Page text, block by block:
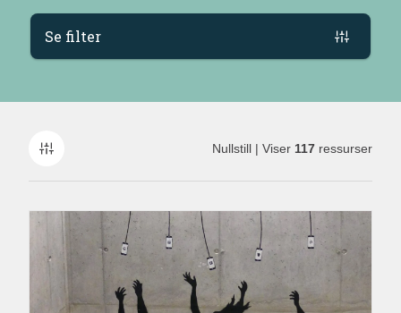
Se filter
Nullstill | Viser 117 ressurser